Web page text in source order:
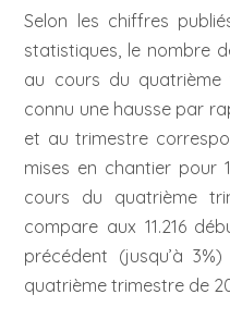
Selon les chiffres
statistiques, le nombre
au cours du quatrième
connu une hausse par
et au trimestre
mises en chantier pour
cours du quatrième
compare aux 11.216
précédent (jusqu’à
quatrième trimestre de